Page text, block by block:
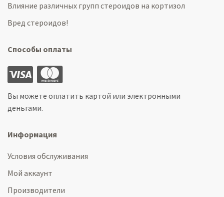
Влияние различных групп стероидов на кортизол
Вред стероидов!
Способы оплаты
Вы можете оплатить картой или электронными
деньгами.
Информация
Условия обслуживания
Мой аккаунт
Производители